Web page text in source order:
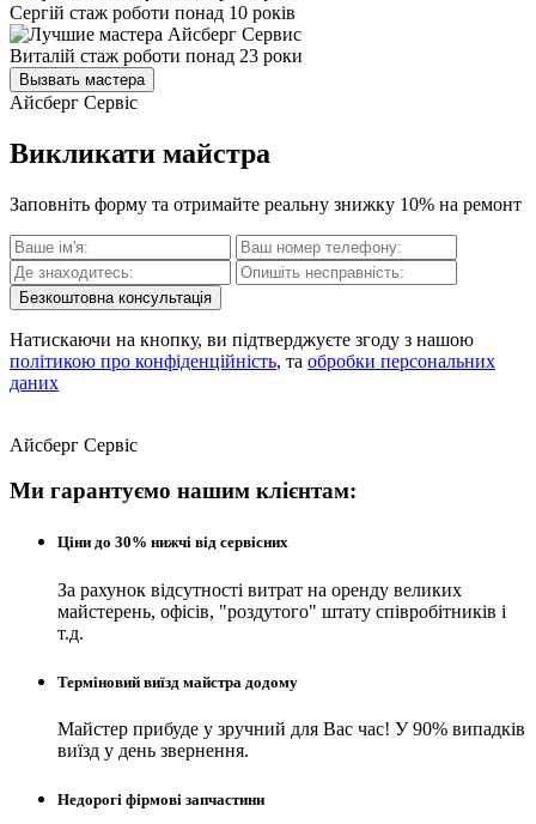
Сергій стаж роботи понад 10 років
Виталій стаж роботи понад 23 роки
Вызвать мастера
Айсберг Сервіс
Викликати майстра
Заповніть форму та отримайте реальну знижку 10% на ремонт
Безкоштовна консультація
Натискаючи на кнопку, ви підтверджуєте згоду з нашою
політикою про конфіденційність, та обробки персональних
даних
Айсберг Сервіс
Ми гарантуємо нашим клієнтам:
Ціни до 30% нижчі від сервісних
За рахунок відсутності витрат на оренду великих
майстерень, офісів, "роздутого" штату співробітників і
т.д.
Терміновий виїзд майстра додому
Майстер прибуде у зручний для Вас час! У 90% випадків
виїзд у день звернення.
Недорогі фірмові запчастини